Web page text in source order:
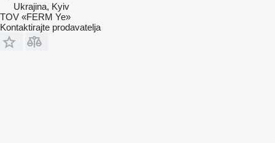
Ukrajina, Kyiv
TOV «FERM Ye»
Kontaktirajte prodavatelja